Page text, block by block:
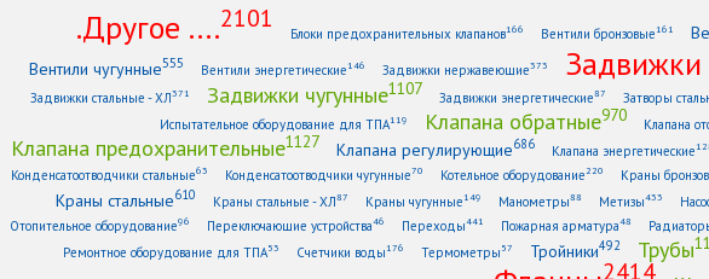
.Другое ....2101
Блоки предохранительных клапанов166 Вентили бронзовые161
Вентили чугунные555 Вентили энергетические146 Задвижки нержавеющие373 Задвижки
Задвижки стальные - ХЛ371 Задвижки чугунные1107 Задвижки энергетические87 Затворы
Испытательное оборудование для ТПА119 Клапана обратные970 Клапана
Клапана предохранительные1127 Клапана регулирующие686 Клапана энергетические
Конденсатоотводчики стальные63 Конденсатоотводчики чугунные70 Котельное оборудование220 Краны
Краны стальные610 Краны стальные - ХЛ87 Краны чугунные149 Манометры88 Метизы433
Отопительное оборудование96 Переключающие устройства46 Переходы441 Пожарная арматура48
Ремонтное оборудование для ТПА53 Счетчики воды176 Термометры 57 Тройники492 Трубы
2414